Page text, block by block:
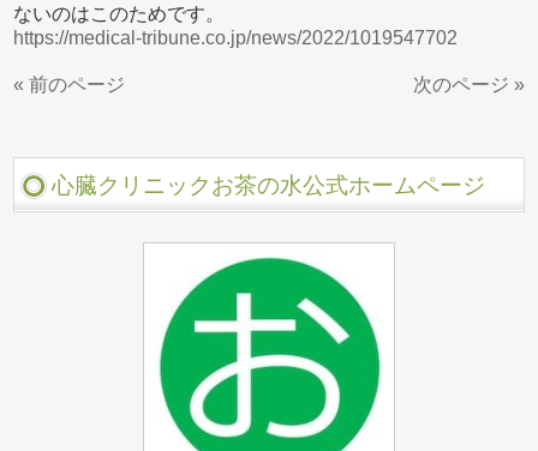
ないのはこのためです。
https://medical-tribune.co.jp/news/2022/1019547702
« 前のページ 次のページ »
心臓クリニックお茶の水公式ホームページ